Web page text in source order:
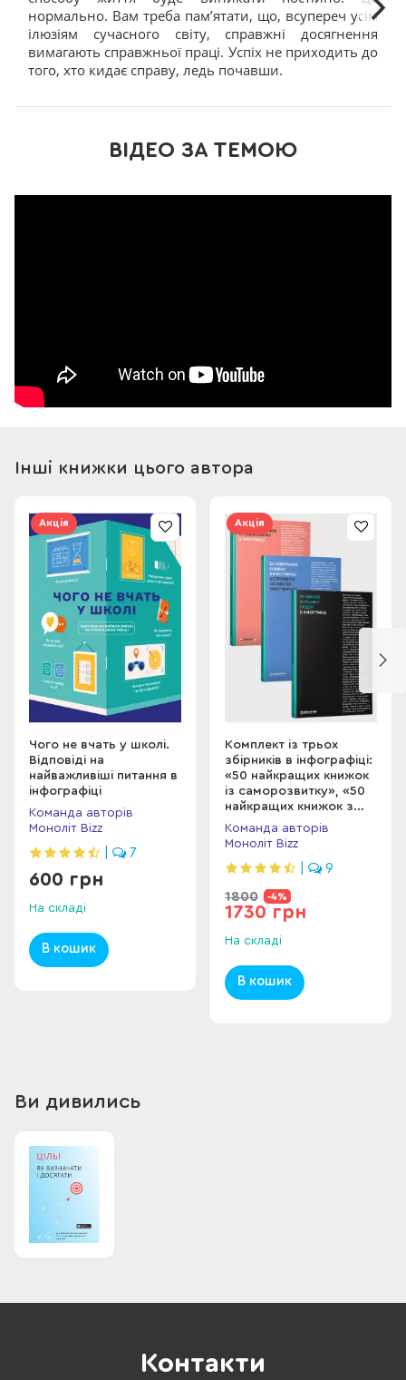
нормально. Вам треба пам’ятати, що, всупереч усім
ілюзіям сучасного світу, справжні досягнення
вимагають справжньої праці. Успіх не приходить до
того, хто кидає справу, ледь почавши.
ВІДЕО ЗА ТЕМОЮ
Інші книжки цього автора
Акція
Чого не вчать у школі.
Відповіді на
найважливіші питання в
інфографіці
Команда авторів
Моноліт Bizz
7
600 грн
На складі
В кошик
Акція
Комплект із трьох
збірників в інфографіці:
«50 найкращих книжок
із саморозвитку», «50
найкращих книжок з
особистої
ефективності» та «50
людей»
Команда авторів
Моноліт Bizz
9
1800 -4%
1730 грн
На складі
В кошик
Ви дивились
Контакти